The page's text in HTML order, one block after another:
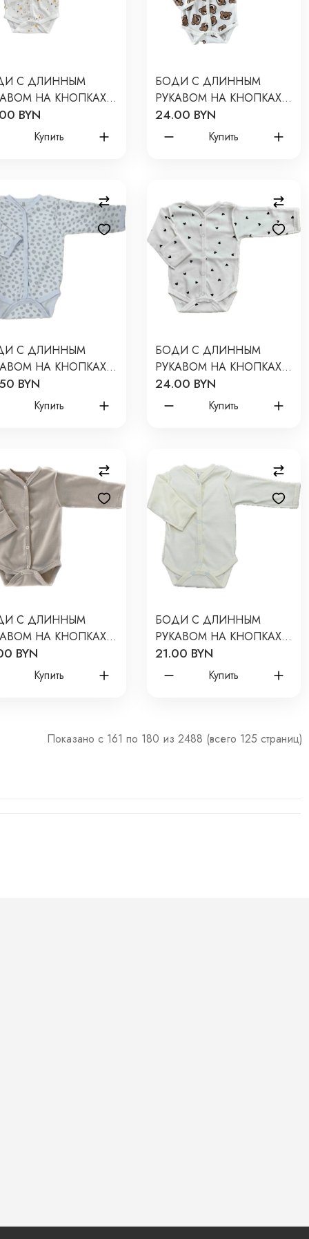
С ДЛИННЫМ
НА КНОПКАХ
50 СМ
МЕСЯЦ И
Т-131
BYN
Купить
БОДИ С ДЛИННЫМ
РУКАВОМ НА КНОПКАХ
NEWBORN 50 СМ
ПРИНТ: МИШКИ TEDDY
ШОКОЛАДНЫЕ Т-131
24.00 BYN
Купить
С ДЛИННЫМ
НА КНОПКАХ
50 СМ
ПЯТНЫШКИ
МАЛЕНЬКИЕ Т-131
BYN
Купить
БОДИ С ДЛИННЫМ
РУКАВОМ НА КНОПКАХ
NEWBORN 50 СМ
ПРИНТ: СЕРДЕЧКИ
МОНОХРОМ Т-131
24.00 BYN
Купить
С ДЛИННЫМ
НА КНОПКАХ
50 СМ ЦВЕТ:
Т-131/
BYN
Купить
БОДИ С ДЛИННЫМ
РУКАВОМ НА КНОПКАХ
NEWBORN 50 СМ ЦВЕТ:
КРЕМ-БРЮЛЕ Т-131/О
21.00 BYN
Купить
Показано с 161 по 180 из 2488 (всего 125 страниц)